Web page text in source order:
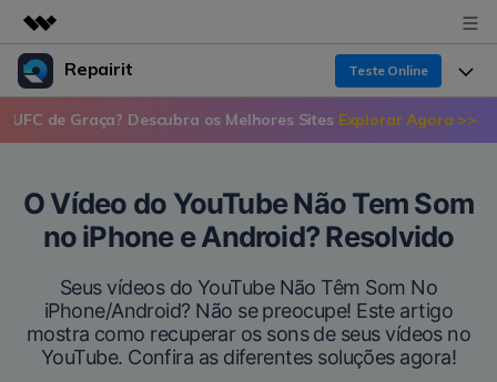
Produtos em destaque
Criatividade digital com IA generativa
Negócios
Visão geral
Soluções
Sobre nós
Sala de imprensa
Loja
Repairit Teste Online
Produtos
Reparo de arquivo corrompido
Repairit for Email
Backup de dados
Funcionalidades
Recuperação de Dados
Reparação de Vídeos
Backup de Dados
Soluções para Arquivos
Soluções para Computador
Recursos
Descubra os Melhores SitesExplorar Agora >> 📣 Onde
O Vídeo do YouTube Não Tem Som
no iPhone e Android? Resolvido
Seus vídeos do YouTube Não Têm Som No
iPhone/Android? Não se preocupe! Este artigo
mostra como recuperar os sons de seus vídeos no
YouTube. Confira as diferentes soluções agora!